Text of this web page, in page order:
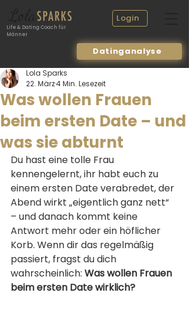
Datinganalyse
Life & Dating Coach für
Männer
Login
Was wollen Frauen
beim ersten Date – und
was sie abturnt
Lola Sparks
22. März4 Min. Lesezeit
Du hast eine tolle Frau
kennengelernt, ihr habt euch zu
einem ersten Date verabredet, der
Abend wirkt „eigentlich ganz nett“
– und danach kommt keine
Antwort mehr oder ein höflicher
Korb. Wenn dir das regelmäßig
passiert, fragst du dich
wahrscheinlich: Was wollen Frauen
beim ersten Date wirklich?